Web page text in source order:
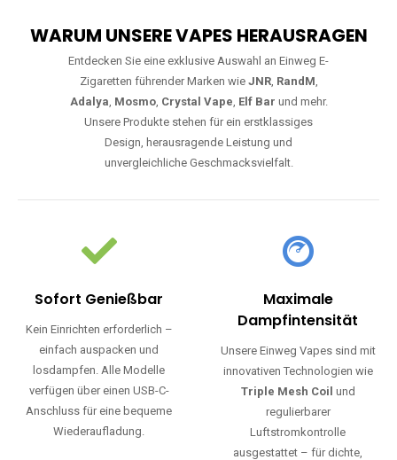
WARUM UNSERE VAPES HERAUSRAGEN
Entdecken Sie eine exklusive Auswahl an Einweg E-
Zigaretten führender Marken wie JNR, RandM,
Adalya, Mosmo, Crystal Vape, Elf Bar und mehr.
Unsere Produkte stehen für ein erstklassiges
Design, herausragende Leistung und
unvergleichliche Geschmacksvielfalt.
Sofort Genießbar
Kein Einrichten erforderlich –
einfach auspacken und
losdampfen. Alle Modelle
verfügen über einen USB-C-
Anschluss für eine bequeme
Wiederaufladung.
Maximale
Dampfintensität
Unsere Einweg Vapes sind mit
innovativen Technologien wie
Triple Mesh Coil und
regulierbarer
Luftstromkontrolle
ausgestattet – für dichte,